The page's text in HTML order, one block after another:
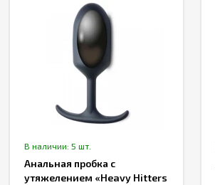
В наличии: 5 шт.
Анальная пробка с
утяжелением «Heavy Hitters